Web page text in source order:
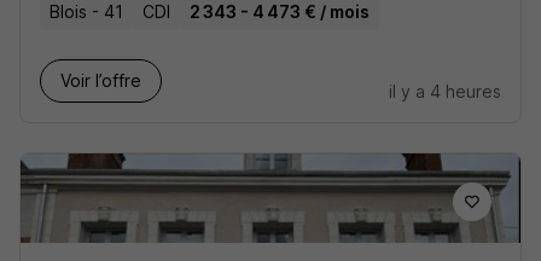
Blois - 41 CDI 2 343 - 4 473 € / mois
Voir l’offre
il y a 4 heures